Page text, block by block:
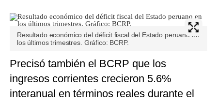
Resultado económico del déficit fiscal del Estado peruano en
los últimos trimestres. Gráfico: BCRP.
Precisó también el BCRP que los
ingresos corrientes crecieron 5.6%
interanual en términos reales durante el